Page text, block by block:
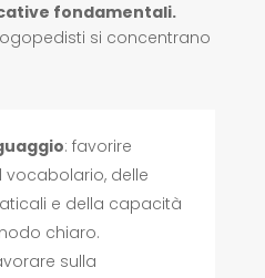
fondamentali.
si concentrano
: favorire
vocabolario, delle
e della capacità
chiaro.
sulla